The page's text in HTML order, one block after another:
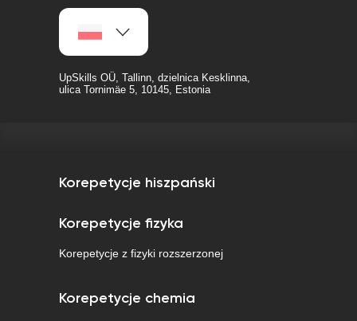
UpSkills OÜ, Tallinn, dzielnica Kesklinna,
ulica Tornimäe 5, 10145, Estonia
Korepetycje hiszpański
Korepetycje fizyka
Korepetycje z fizyki rozszerzonej
Korepetycje chemia